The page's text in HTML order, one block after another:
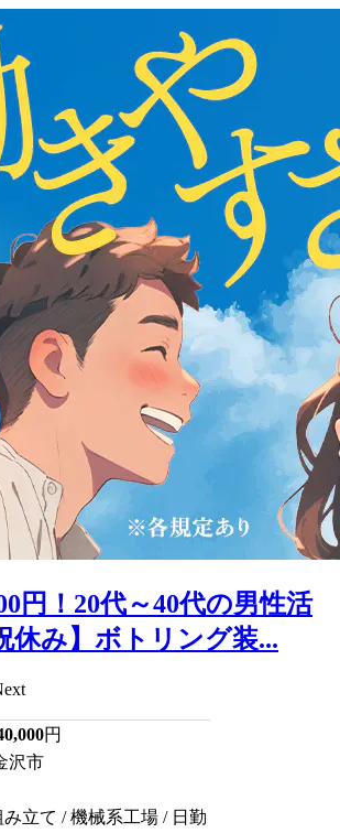
円！20代～40代の男性活
休み】ボトリング装...
円
沢市
立て / 機械系工場 / 日勤